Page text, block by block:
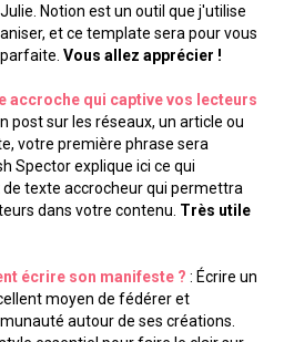
Notion est un outil que j'utilise
et ce template sera pour vous
parfaite.Vous allez apprécier !
accroche qui captive vos lecteurs
post sur les réseaux, un article ou
votre première phrase sera
Spector explique ici ce qui
texte accrocheur qui permettra
dans votre contenu. Très utile
écrire son manifeste ? : Écrire un
moyen de fédérer et
autour de ses créations.